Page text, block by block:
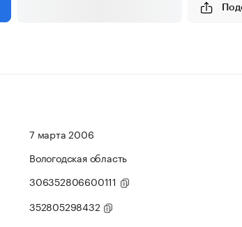
7 марта 2006
Вологодская область
306352806600111
352805298432